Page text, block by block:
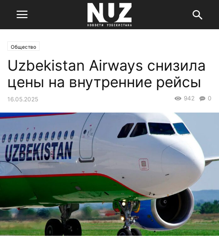
Общество
Uzbekistan Airways снизила
цены на внутренние рейсы
16.05.2025 0
942